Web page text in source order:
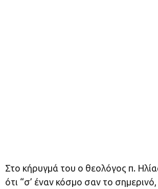
Στο κήρυγμά του ο θεολόγος π.
ότι “σ’ έναν κόσμο σαν το